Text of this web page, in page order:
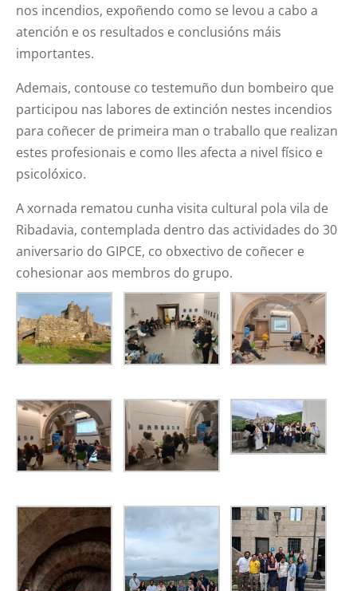
nos incendios, expoñendo como se levou a cabo a
atención e os resultados e conclusións máis
importantes.
Ademais, contouse co testemuño dun bombeiro que
participou nas labores de extinción nestes incendios
para coñecer de primeira man o traballo que realizan
estes profesionais e como lles afecta a nivel físico e
psicolóxico.
A xornada rematou cunha visita cultural pola vila de
Ribadavia, contemplada dentro das actividades do 30
aniversario do GIPCE, co obxectivo de coñecer e
cohesionar aos membros do grupo.